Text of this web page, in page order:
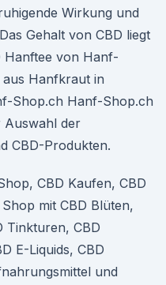
Wirkung und
Gehalt von CBD liegt
Hanftee von Hanf-
aus Hanfkraut in
Shop.ch Hanf-Shop.ch
Auswahl der
CBD-Produkten.
CBD Kaufen, CBD
mit CBD Blüten,
Tinkturen, CBD
E-Liquids, CBD
und